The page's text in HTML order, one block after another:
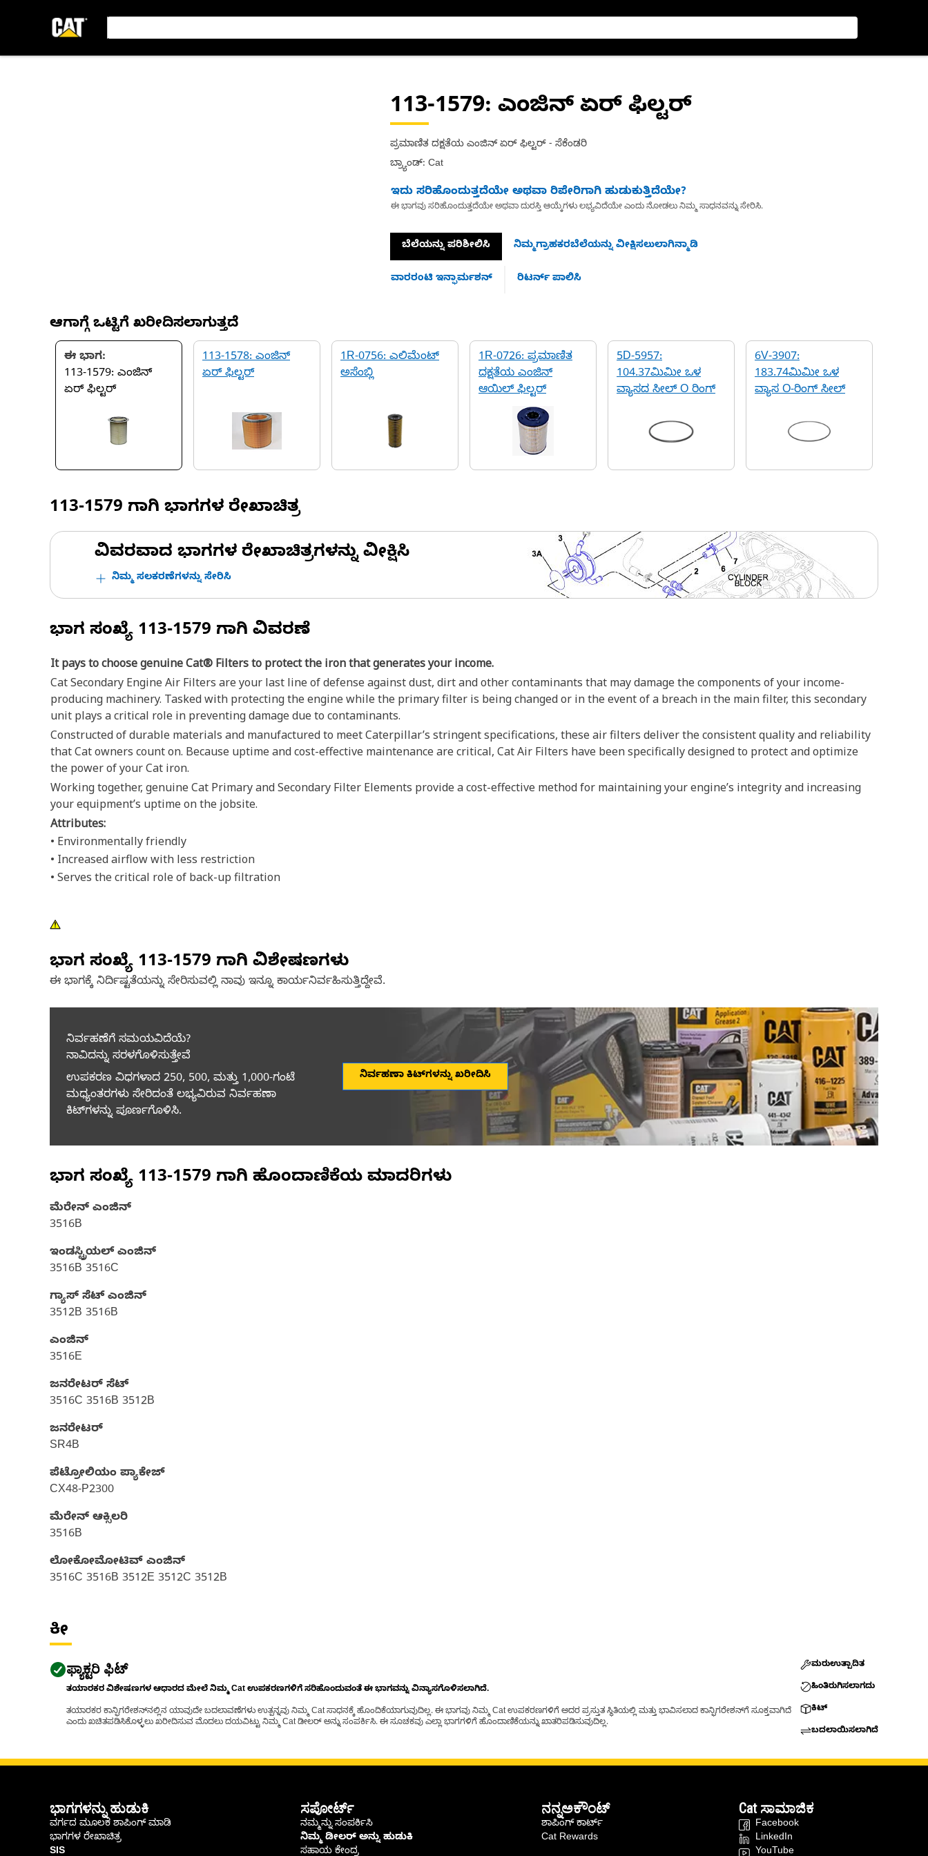
113-1579: ಎಂಜಿನ್ ಏರ್ ಫಿಲ್ಟರ್
ಪ್ರಮಾಣಿತ ದಕ್ಷತೆಯ ಎಂಜಿನ್ ಏರ್ ಫಿಲ್ಟರ್ - ಸೆಕೆಂಡರಿ
ಬ್ರ್ಯಾಂಡ್: Cat
ಇದು ಸರಿಹೊಂದುತ್ತದೆಯೇ ಅಥವಾ ರಿಪೇರಿಗಾಗಿ ಹುಡುಕುತ್ತಿದೆಯೇ?
ಈ ಭಾಗವು ಸರಿಹೊಂದುತ್ತದೆಯೇ ಅಥವಾ ದುರಸ್ತಿ ಆಯ್ಕೆಗಳು ಲಭ್ಯವಿದೆಯೇ ಎಂದು ನೋಡಲು ನಿಮ್ಮ ಸಾಧನವನ್ನು ಸೇರಿಸಿ.
ಬೆಲೆಯನ್ನು ಪರಿಶೀಲಿಸಿ ನಿಮ್ಮಗ್ರಾಹಕರಬೆಲೆಯನ್ನು ವೀಕ್ಷಿಸಲುಲಾಗಿನ್ಮಾಡಿ
ವಾರರಂಟಿ ಇನ್ಫಾರ್ಮಶನ್ ರಿಟರ್ನ್ ಪಾಲಿಸಿ
ಆಗಾಗ್ಗೆ ಒಟ್ಟಿಗೆ ಖರೀದಿಸಲಾಗುತ್ತದೆ
ಈ ಭಾಗ:
113-1579: ಎಂಜಿನ್
ಏರ್ ಫಿಲ್ಟರ್
113-1578: ಎಂಜಿನ್
ಏರ್ ಫಿಲ್ಟರ್
1R-0756: ಎಲಿಮೆಂಟ್
ಅಸೆಂಬ್ಲಿ
1R-0726: ಪ್ರಮಾಣಿತ
ದಕ್ಷತೆಯ ಎಂಜಿನ್
ಆಯಿಲ್ ಫಿಲ್ಟರ್
5D-5957:
104.37ಮಿಮೀ ಒಳ
ವ್ಯಾಸದ ಸೀಲ್ O ರಿಂಗ್
6V-3907:
183.74ಮಿಮೀ ಒಳ
ವ್ಯಾಸ O-ರಿಂಗ್ ಸೀಲ್
113-1579 ಗಾಗಿ ಭಾಗಗಳ ರೇಖಾಚಿತ್ರ
ವಿವರವಾದ ಭಾಗಗಳ ರೇಖಾಚಿತ್ರಗಳನ್ನು ವೀಕ್ಷಿಸಿ
ನಿಮ್ಮ ಸಲಕರಣೆಗಳನ್ನು ಸೇರಿಸಿ
ಭಾಗ ಸಂಖ್ಯೆ 113-1579 ಗಾಗಿ ವಿವರಣೆ
It pays to choose genuine Cat® Filters to protect the iron that generates your income.
Cat Secondary Engine Air Filters are your last line of defense against dust, dirt and other contaminants that may damage the components of your income-
producing machinery. Tasked with protecting the engine while the primary filter is being changed or in the event of a breach in the main filter, this secondary
unit plays a critical role in preventing damage due to contaminants.
Constructed of durable materials and manufactured to meet Caterpillar’s stringent specifications, these air filters deliver the consistent quality and reliability
that Cat owners count on. Because uptime and cost-effective maintenance are critical, Cat Air Filters have been specifically designed to protect and optimize
the power of your Cat iron.
Working together, genuine Cat Primary and Secondary Filter Elements provide a cost-effective method for maintaining your engine’s integrity and increasing
your equipment’s uptime on the jobsite.
Attributes:
• Environmentally friendly
• Increased airflow with less restriction
• Serves the critical role of back-up filtration
ಭಾಗ ಸಂಖ್ಯೆ 113-1579 ಗಾಗಿ ವಿಶೇಷಣಗಳು
ಈ ಭಾಗಕ್ಕೆ ನಿರ್ದಿಷ್ಟತೆಯನ್ನು ಸೇರಿಸುವಲ್ಲಿ ನಾವು ಇನ್ನೂ ಕಾರ್ಯನಿರ್ವಹಿಸುತ್ತಿದ್ದೇವೆ.
ನಿರ್ವಹಣೆಗೆ ಸಮಯವಿದೆಯೆ?
ನಾವಿದನ್ನು ಸರಳಗೊಳಿಸುತ್ತೇವೆ
ಉಪಕರಣ ವಿಧಗಳಾದ 250, 500, ಮತ್ತು 1,000-ಗಂಟೆ
ಮಧ್ಯಂತರಗಳು ಸೇರಿದಂತೆ ಲಭ್ಯವಿರುವ ನಿರ್ವಹಣಾ
ಕಿಟ್‌ಗಳನ್ನು ಪೂರ್ಣಗೊಳಿಸಿ.
ನಿರ್ವಹಣಾ ಕಿಟ್‌ಗಳನ್ನು ಖರೀದಿಸಿ
ಭಾಗ ಸಂಖ್ಯೆ 113-1579 ಗಾಗಿ ಹೊಂದಾಣಿಕೆಯ ಮಾದರಿಗಳು
ಮೆರೇನ್ ಎಂಜಿನ್
3516B
ಇಂಡಸ್ಟ್ರಿಯಲ್ ಎಂಜಿನ್
3516B 3516C
ಗ್ಯಾಸ್‌ ಸೆಟ್‌ ಎಂಜಿನ್
3512B 3516B
ಎಂಜಿನ್
3516E
ಜನರೇಟರ್ ಸೆಟ್‌
3516C 3516B 3512B
ಜನರೇಟರ್
SR4B
ಪೆಟ್ರೋಲಿಯಂ ಪ್ಯಾಕೇಜ್‌
CX48-P2300
ಮೆರೇನ್ ಆಕ್ಸಿಲರಿ
3516B
ಲೋಕೋಮೋಟಿವ್ ಎಂಜಿನ್
3516C 3516B 3512E 3512C 3512B
ಕೀ
ಫ್ಯಾಕ್ಟರಿ ಫಿಟ್
ತಯಾರಕರ ವಿಶೇಷಣಗಳ ಆಧಾರದ ಮೇಲೆ ನಿಮ್ಮ Cat ಉಪಕರಣಗಳಿಗೆ ಸರಿಹೊಂದುವಂತೆ ಈ ಭಾಗವನ್ನು ವಿನ್ಯಾಸಗೊಳಿಸಲಾಗಿದೆ.
ತಯಾರಕರ ಕಾನ್ಫಿಗರೇಶನ್‌ನಲ್ಲಿನ ಯಾವುದೇ ಬದಲಾವಣೆಗಳು ಉತ್ಪನ್ನವು ನಿಮ್ಮ Cat ಸಾಧನಕ್ಕೆ ಹೊಂದಿಕೆಯಾಗುವುದಿಲ್ಲ. ಈ ಭಾಗವು ನಿಮ್ಮ Cat ಉಪಕರಣಗಳಿಗೆ ಅದರ ಪ್ರಸ್ತುತ ಸ್ಥಿತಿಯಲ್ಲಿ ಮತ್ತು ಭಾವಿಸಲಾದ ಕಾನ್ಫಿಗರೇಶನ್‌ಗೆ ಸೂಕ್ತವಾಗಿದೆ
ಎಂದು ಖಚಿತಪಡಿಸಿಕೊಳ್ಳಲು ಖರೀದಿಸುವ ಮೊದಲು ದಯವಿಟ್ಟು ನಿಮ್ಮ Cat ಡೀಲರ್ ಅನ್ನು ಸಂಪರ್ಕಿಸಿ. ಈ ಸೂಚಕವು ಎಲ್ಲಾ ಭಾಗಗಳಿಗೆ ಹೊಂದಾಣಿಕೆಯನ್ನು ಖಾತರಿಪಡಿಸುವುದಿಲ್ಲ.
ಮರುಉತ್ಪಾದಿತ
ಹಿಂತಿರುಗಿಸಲಾಗದು
ಕಿಟ್
ಬದಲಾಯಿಸಲಾಗಿದೆ
ಭಾಗಗಳನ್ನು ಹುಡುಕಿ
ವರ್ಗದ ಮೂಲಕ ಶಾಪಿಂಗ್ ಮಾಡಿ
ಭಾಗಗಳ ರೇಖಾಚಿತ್ರ
SIS
ಸಪೋರ್ಟ್
ನಮ್ಮನ್ನು ಸಂಪರ್ಕಿಸಿ
ನಿಮ್ಮ ಡೀಲರ್ ಅನ್ನು ಹುಡುಕಿ
ಸಹಾಯ ಕೇಂದ್ರ
ನನ್ನಅಕೌಂಟ್
ಶಾಪಿಂಗ್ ಕಾರ್ಟ್
Cat Rewards
Cat ಸಾಮಾಜಿಕ
Facebook
LinkedIn
YouTube